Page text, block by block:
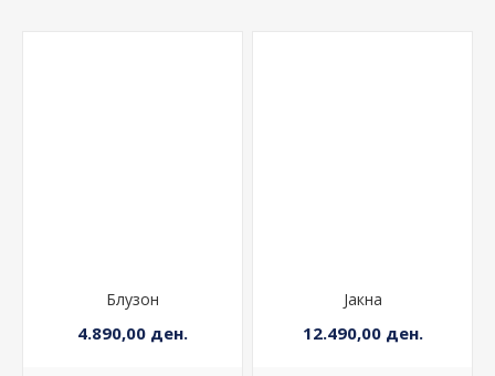
Блузон
4.890,00 ден.
Јакна
12.490,00 ден.